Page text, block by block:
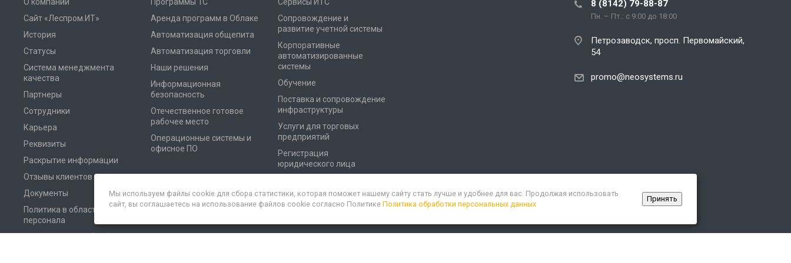
Сайт «Леспром.ИТ»
История
Статусы
Система менеджмента
качества
Партнеры
Сотрудники
Карьера
Реквизиты
Раскрытие информации
Отзывы клиентов
Документы
Политика в области
персонала
Аренда программ в Облаке
Автоматизация общепита
Автоматизация торговли
Наши решения
Информационная
безопасность
Отечественное готовое
рабочее место
Операционные системы и
офисное ПО
Сопровождение и
развитие учетной системы
Корпоративные
автоматизированные
системы
Обучение
Поставка и сопровождение
инфраструктуры
Услуги для торговых
предприятий
Регистрация
юридического лица
8 (8142) 79-88-87
Пн. – Пт.: с 9:00 до 18:00
Петрозаводск, просп. Первомайский,
54
promo@neosystems.ru
Мы используем файлы cookie для сбора статистики, которая поможет нашему сайту стать лучше и удобнее для вас. Продолжая использовать
сайт, вы соглашаетесь на использование файлов cookie согласно Политике Политика обработки персональных данных
Принять